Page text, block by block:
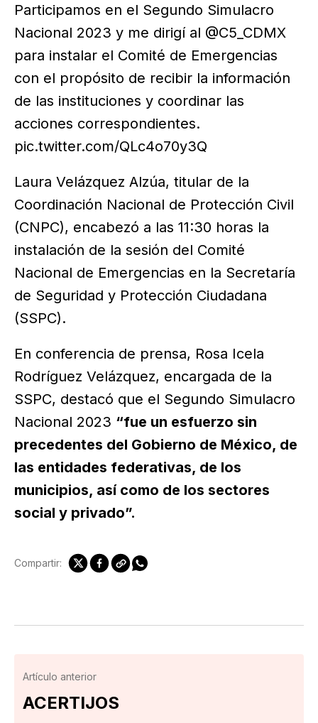
Participamos en el Segundo Simulacro
Nacional 2023 y me dirigí al @C5_CDMX
para instalar el Comité de Emergencias
con el propósito de recibir la información
de las instituciones y coordinar las
acciones correspondientes.
pic.twitter.com/QLc4o70y3Q
Laura Velázquez Alzúa, titular de la
Coordinación Nacional de Protección Civil
(CNPC), encabezó a las 11:30 horas la
instalación de la sesión del Comité
Nacional de Emergencias en la Secretaría
de Seguridad y Protección Ciudadana
(SSPC).
En conferencia de prensa, Rosa Icela
Rodríguez Velázquez, encargada de la
SSPC, destacó que el Segundo Simulacro
Nacional 2023 “fue un esfuerzo sin
precedentes del Gobierno de México, de
las entidades federativas, de los
municipios, así como de los sectores
social y privado”.
Compartir:
Artículo anterior
ACERTIJOS